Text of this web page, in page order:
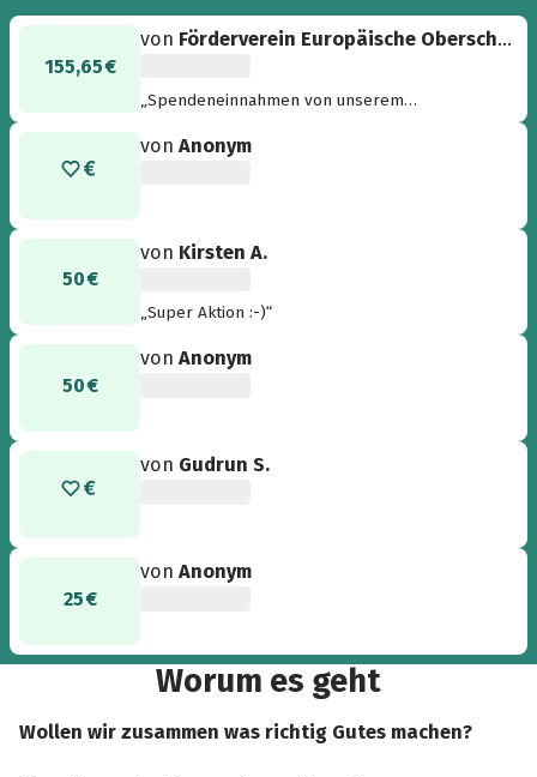
155,65 €
von Förderverein Europäische Oberschule H.
„Spendeneinnahmen von unserem
vonAnonym
50 €
von Kirsten A.
„Super Aktion :-)“
50 €
vonAnonym
von Gudrun S.
25 €
vonAnonym
Worum es geht
Wollen wir zusammen was richtig Gutes machen?